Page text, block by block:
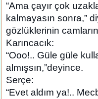
“Ama çayır çok
kalmayasın sonra,”
gözlüklerinin
Karıncacık:
“Ooo!.. Güle güle
almışsın,”deyince.
Serçe:
“Evet aldım ya!..